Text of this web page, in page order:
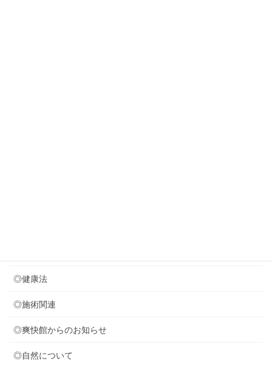
◎健康法
◎施術関連
◎爽快館からのお知らせ
◎自然について